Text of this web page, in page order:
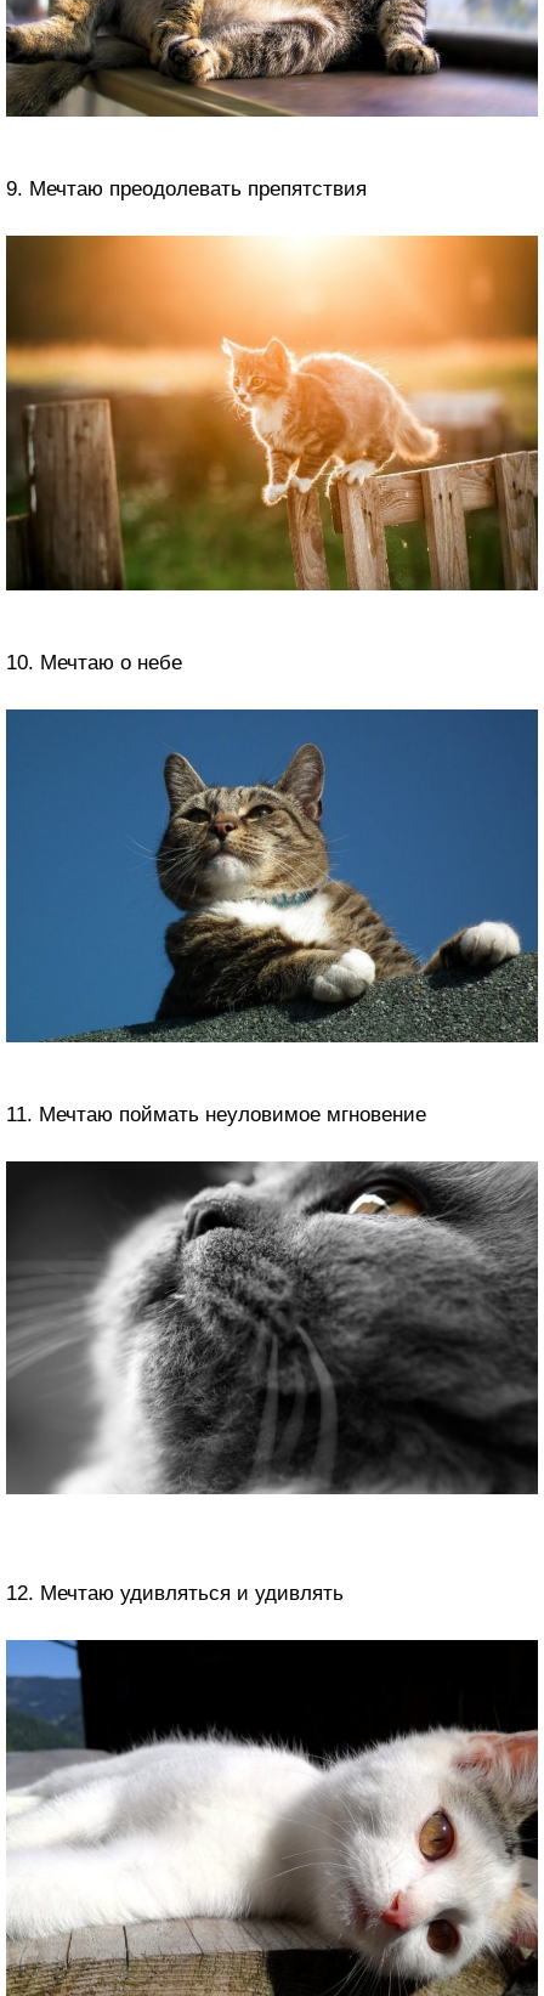
9. Мечтаю преодолевать препятствия
10. Мечтаю о небе
11. Мечтаю поймать неуловимое мгновение
12. Мечтаю удивляться и удивлять